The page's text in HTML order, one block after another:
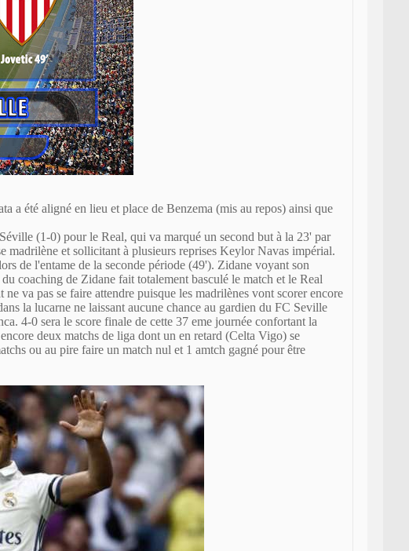
a été aligné en lieu et place de Benzema (mis au repos) ainsi que
(1-0) pour le Real, qui va marqué un second but à la 23' par
madrilène et sollicitant à plusieurs reprises Keylor Navas impérial.
de l'entame de la seconde période (49'). Zidane voyant son
coaching de Zidane fait totalement basculé le match et le Real
va pas se faire attendre puisque les madrilènes vont scorer encore
la lucarne ne laissant aucune chance au gardien du FC Seville
4-0 sera le score finale de cette 37 eme journée confortant la
deux matchs de liga dont un en retard (Celta Vigo) se
ou au pire faire un match nul et 1 amtch gagné pour être